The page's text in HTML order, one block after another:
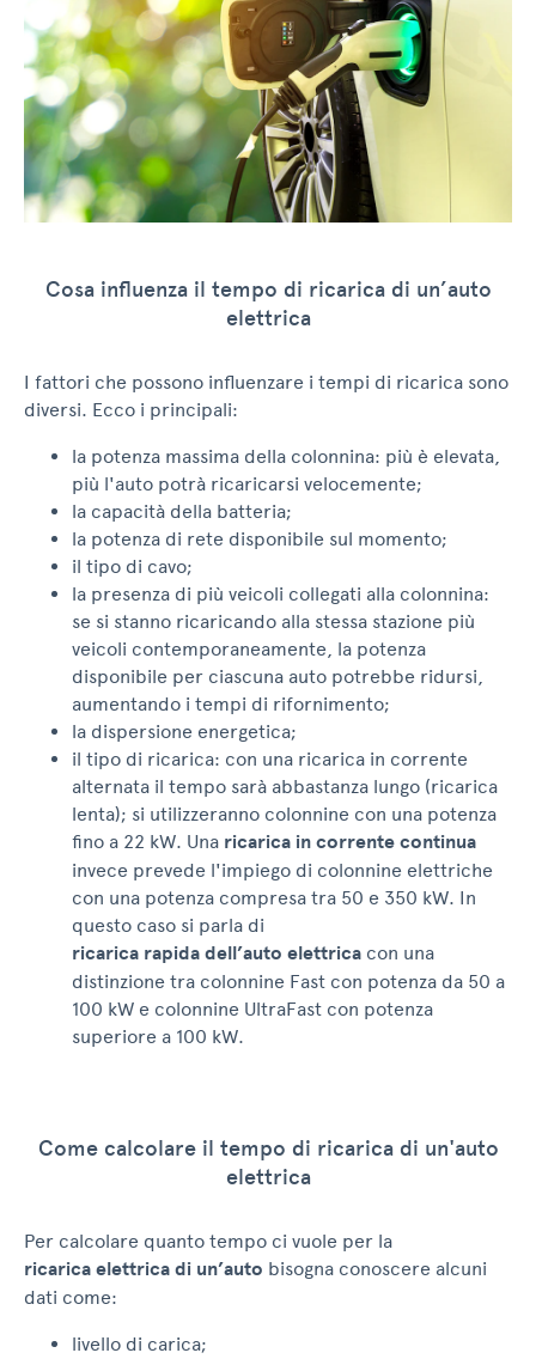
Cosa influenza il tempo di ricarica di un’auto
elettrica
I fattori che possono influenzare i tempi di ricarica sono
diversi. Ecco i principali:
la potenza massima della colonnina: più è elevata,
più l'auto potrà ricaricarsi velocemente;
la capacità della batteria;
la potenza di rete disponibile sul momento;
il tipo di cavo;
la presenza di più veicoli collegati alla colonnina:
se si stanno ricaricando alla stessa stazione più
veicoli contemporaneamente, la potenza
disponibile per ciascuna auto potrebbe ridursi,
aumentando i tempi di rifornimento;
la dispersione energetica;
il tipo di ricarica: con una ricarica in corrente
alternata il tempo sarà abbastanza lungo (ricarica
lenta); si utilizzeranno colonnine con una potenza
fino a 22 kW. Una ricarica in corrente continua
invece prevede l'impiego di colonnine elettriche
con una potenza compresa tra 50 e 350 kW. In
questo caso si parla di
ricarica rapida dell’auto elettrica con una
distinzione tra colonnine Fast con potenza da 50 a
100 kW e colonnine UltraFast con potenza
superiore a 100 kW.
Come calcolare il tempo di ricarica di un'auto
elettrica
Per calcolare quanto tempo ci vuole per la
ricarica elettrica di un’auto bisogna conoscere alcuni
dati come:
livello di carica;